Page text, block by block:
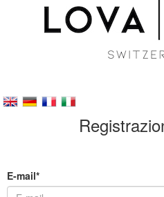
E-mail*